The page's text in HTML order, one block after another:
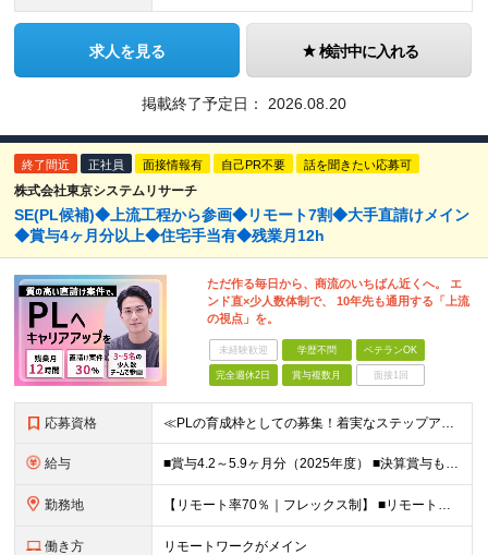
求人を見る 検討中に入れる
掲載終了予定日： 2026.08.20
終了間近 正社員 面接情報有 自己PR不要 話を聞きたい応募可
株式会社東京システムリサーチ
SE(PL候補)◆上流工程から参画◆リモート7割◆大手直請けメイン
◆賞与4ヶ月分以上◆住宅手当有◆残業月12h
ただ作る毎日から、商流のいちばん近くへ。 エ
ンド直×少人数体制で、 10年先も通用する「上流
の視点」を。
未経験歓迎 学歴不問 ベテランOK
完全週休2日 賞与複数月 面接1回
応募資格 ≪PLの育成枠としての募集！着実なステップアップを≫ ■IT業界でのシステムエンジニアとしてのご経験（3年程度） ■学歴不問 ━こんな方はぜひご応募ください！━ ・設計・開発経験を次のステップに広げ
給与 ■賞与4.2～5.9ヶ月分（2025年度） ■決算賞与も4年連続で支給！住宅手当月2万円 月給29万円～42万円＋賞与年2回(+決算賞与)＋諸手当 ┃豊富な手当と嬉しい待遇あり ━━━━━━ ・賞
勤務地 【リモート率70％｜フレックス制】 ■リモートワークとオフィス勤務の併用 ■2025年12月移転の新しい築地オフィス ■転勤なし 本社、または東京都内近郊のお客様先にて勤務いただきます。 ＜本社＞
働き方 リモートワークがメイン